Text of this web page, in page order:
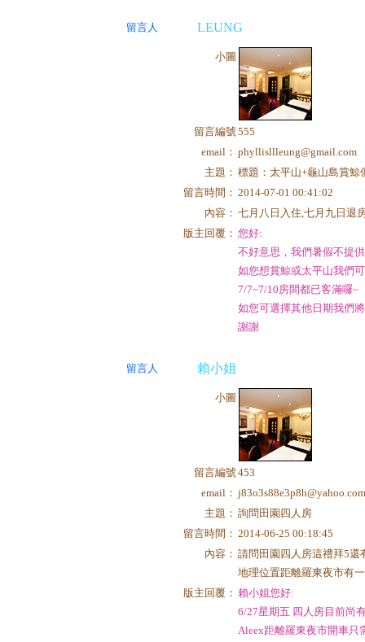
留言人 LEUNG
小圖
留言編號555
email： phyllisllleung@gmail.com
主題： 標題：太平山+龜山島賞
留言時間： 2014-07-01 00:41:02
內容： 七月八日入住,七月九日退
版主回覆： 您好:
不好意思，我們暑假不提
如您想賞鯨或太平山我們
7/7~7/10房間都已客滿囉~
如您可選擇其他日期我們
謝謝
留言人 賴小姐
小圖
留言編號453
email：
主題： 詢問田園四人房
留言時間： 2014-06-25 00:18:45
內容： 請問田園四人房這禮拜5還
地理位置距離羅東夜市有
版主回覆： 賴小姐您好:
6/27星期五 四人房目前尚
Aleex距離羅東夜市開車只